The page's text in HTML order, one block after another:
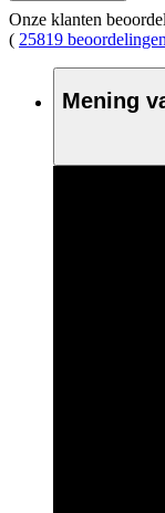
Onze klanten
( 25819 beoordelingen
Mening